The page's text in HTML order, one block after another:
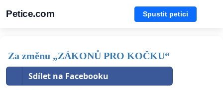
Petice.com Spustit petici
Za změnu „ZÁKONŮ PRO KOČKU“
Sdílet na Facebooku